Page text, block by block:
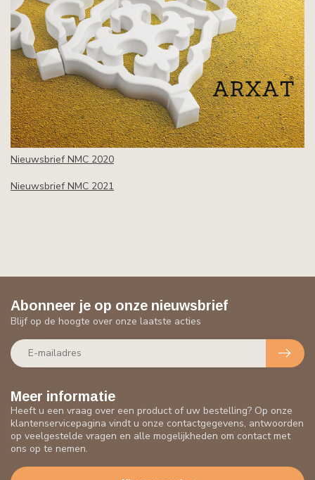
Nieuwsbrief NMC 2020
Nieuwsbrief NMC 2021
Meer informatie
Heeft u een vraag over een product of uw bestelling? Op onze
klantenservicepagina vindt u onze contactgegevens, antwoorden
op veelgestelde vragen en alle mogelijkheden om contact met
ons op te nemen.
Abonneer je op onze nieuwsbrief
Blijf op de hoogte over onze laatste acties